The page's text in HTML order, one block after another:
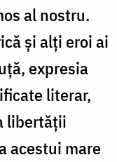
al nostru.
şi alţi eroi ai
expresia
literar,
libertăţii
acestui mare